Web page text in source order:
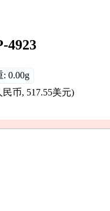
4923
: 0.00g
民币, 517.55美元)